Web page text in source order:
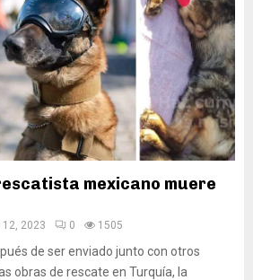
mexicano muere
2023 0 1505
de ser enviado junto con otros
obras de rescate en Turquía, la